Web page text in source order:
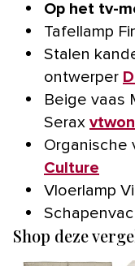
Op het tv-
Tafellamp
Stalen
ontwerper
Beige vaas
Serax
Organische
Culture
Vloerlamp
Shop deze